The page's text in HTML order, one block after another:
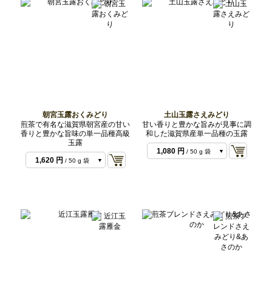
朝宮玉露おくみどり
煎茶で有名な滋賀県朝宮産の甘い
香りと豊かな旨味の単一品種高級
玉露
1,620 円 / 50 g 袋
土山玉露さえみどり
甘い香りと豊かな旨みが見事に調
和した滋賀県産単一品種の玉露
1,080 円 / 50 g 袋